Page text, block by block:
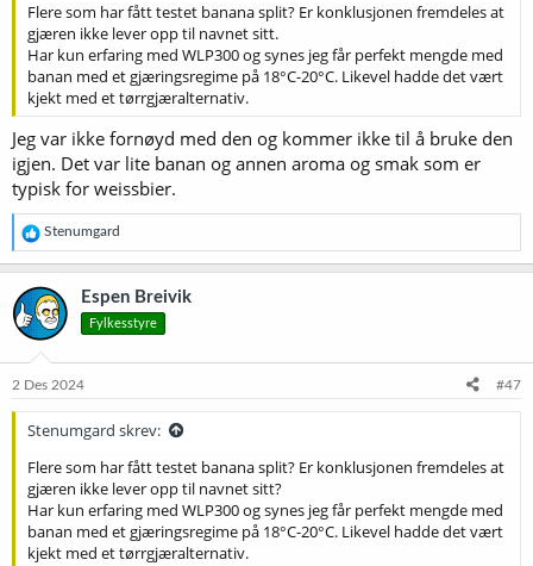
Flere som har fått testet banana split? Er konklusjonen fremdeles at
gjæren ikke lever opp til navnet sitt.
Har kun erfaring med WLP300 og synes jeg får perfekt mengde med
banan med et gjæringsregime på 18°C-20°C. Likevel hadde det vært
kjekt med et tørrgjæralternativ.
Jeg var ikke fornøyd med den og kommer ikke til å bruke den
igjen. Det var lite banan og annen aroma og smak som er
typisk for weissbier.
R
e
a
k
s
j
o
e
Stenumgard
Espen Breivik
Fylkesstyre
2 Des 2024 #47
Stenumgard skrev:
Flere som har fått testet banana split? Er konklusjonen fremdeles at
gjæren ikke lever opp til navnet sitt?
Har kun erfaring med WLP300 og synes jeg får perfekt mengde med
banan med et gjæringsregime på 18°C-20°C. Likevel hadde det vært
kjekt med et tørrgjæralternativ.